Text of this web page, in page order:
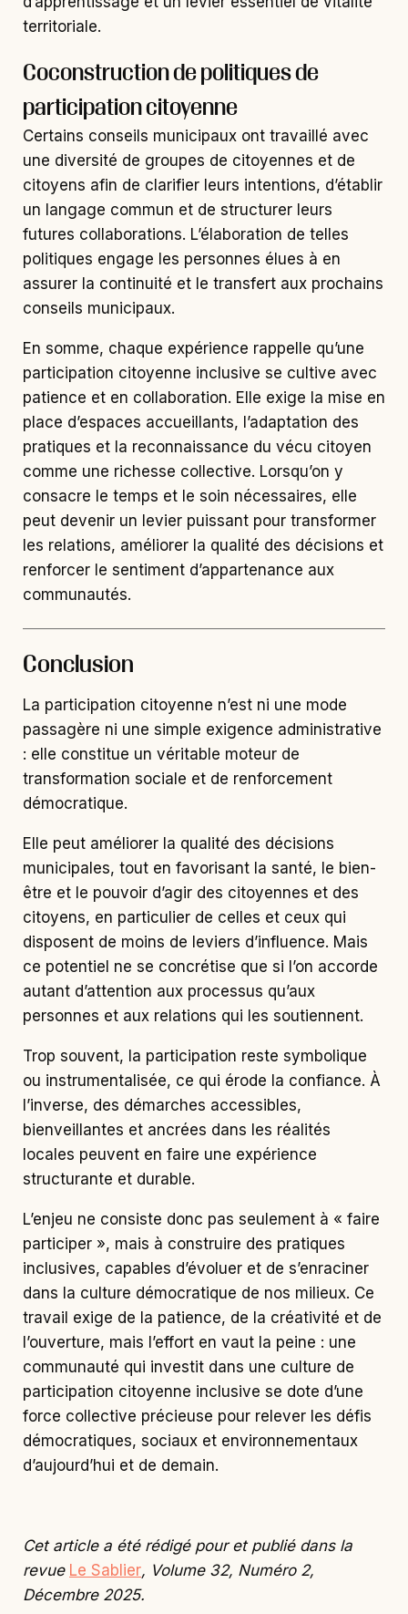
territoriale.
Coconstruction de politiques de
participation citoyenne
Certains conseils municipaux ont travaillé avec
une diversité de groupes de citoyennes et de
citoyens afin de clarifier leurs intentions, d’établir
un langage commun et de structurer leurs
futures collaborations. L’élaboration de telles
politiques engage les personnes élues à en
assurer la continuité et le transfert aux prochains
conseils municipaux.
En somme, chaque expérience rappelle qu’une
participation citoyenne inclusive se cultive avec
patience et en collaboration. Elle exige la mise en
place d’espaces accueillants, l’adaptation des
pratiques et la reconnaissance du vécu citoyen
comme une richesse collective. Lorsqu’on y
consacre le temps et le soin nécessaires, elle
peut devenir un levier puissant pour transformer
les relations, améliorer la qualité des décisions et
renforcer le sentiment d’appartenance aux
communautés.
Conclusion
La participation citoyenne n’est ni une mode
passagère ni une simple exigence administrative
: elle constitue un véritable moteur de
transformation sociale et de renforcement
démocratique.
Elle peut améliorer la qualité des décisions
municipales, tout en favorisant la santé, le bien-
être et le pouvoir d’agir des citoyennes et des
citoyens, en particulier de celles et ceux qui
disposent de moins de leviers d’influence. Mais
ce potentiel ne se concrétise que si l’on accorde
autant d’attention aux processus qu’aux
personnes et aux relations qui les soutiennent.
Trop souvent, la participation reste symbolique
ou instrumentalisée, ce qui érode la confiance. À
l’inverse, des démarches accessibles,
bienveillantes et ancrées dans les réalités
locales peuvent en faire une expérience
structurante et durable.
L’enjeu ne consiste donc pas seulement à « faire
participer », mais à construire des pratiques
inclusives, capables d’évoluer et de s’enraciner
dans la culture démocratique de nos milieux. Ce
travail exige de la patience, de la créativité et de
l’ouverture, mais l’effort en vaut la peine : une
communauté qui investit dans une culture de
participation citoyenne inclusive se dote d’une
force collective précieuse pour relever les défis
démocratiques, sociaux et environnementaux
d’aujourd’hui et de demain.
Cet article a été rédigé pour et publié dans la
revue Le Sablier, Volume 32, Numéro 2,
Décembre 2025.